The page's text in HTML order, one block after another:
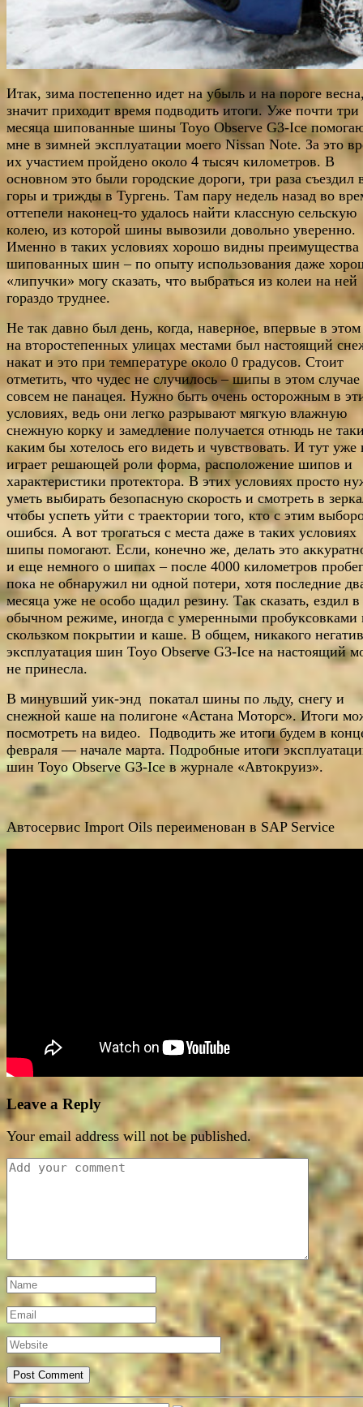
Итак, зима постепенно идет на убыль и на пороге
значит приходит время подводить итоги. Уже почти три
месяца шипованные шины Toyo Observe G3-Ice
мне в зимней эксплуатации моего Nissan Note. За это
их участием пройдено около 4 тысяч километров. В
основном это были городские дороги, три раза съездил
горы и трижды в Тургень. Там пару недель назад во
оттепели наконец-то удалось найти классную сельскую
колею, из которой шины вывозили довольно уверенно.
Именно в таких условиях хорошо видны преимущества
шипованных шин – по опыту использования даже
«липучки» могу сказать, что выбраться из колеи на ней
гораздо труднее.
Не так давно был день, когда, наверное, впервые в этом
на второстепенных улицах местами был настоящий
накат и это при температуре около 0 градусов. Стоит
отметить, что чудес не случилось – шипы в этом случае
совсем не панацея. Нужно быть очень осторожным в
условиях, ведь они легко разрывают мягкую влажную
снежную корку и замедление получается отнюдь не
каким бы хотелось его видеть и чувствовать. И тут уже
играет решающей роли форма, расположение шипов и
характеристики протектора. В этих условиях просто
уметь выбирать безопасную скорость и смотреть в
чтобы успеть уйти с траектории того, кто с этим
ошибся. А вот трогаться с места даже в таких условиях
шипы помогают. Если, конечно же, делать это
и еще немного о шипах – после 4000 километров
пока не обнаружил ни одной потери, хотя последние
месяца уже не особо щадил резину. Так сказать, ездил в
обычном режиме, иногда с умеренными пробуксовками
скользком покрытии и каше. В общем, никакого
эксплуатация шин Toyo Observe G3-Ice на настоящий
не принесла.
В минувший уик-энд покатал шины по льду, снегу и
снежной каше на полигоне «Астана Моторс». Итоги
посмотреть на видео. Подводить же итоги будем в
февраля — начале марта. Подробные итоги
шин Toyo Observe G3-Ice в журнале «Автокруиз».
Автосервис Import Oils переименован в SAP Service
Leave a Reply
Your email address will not be published.